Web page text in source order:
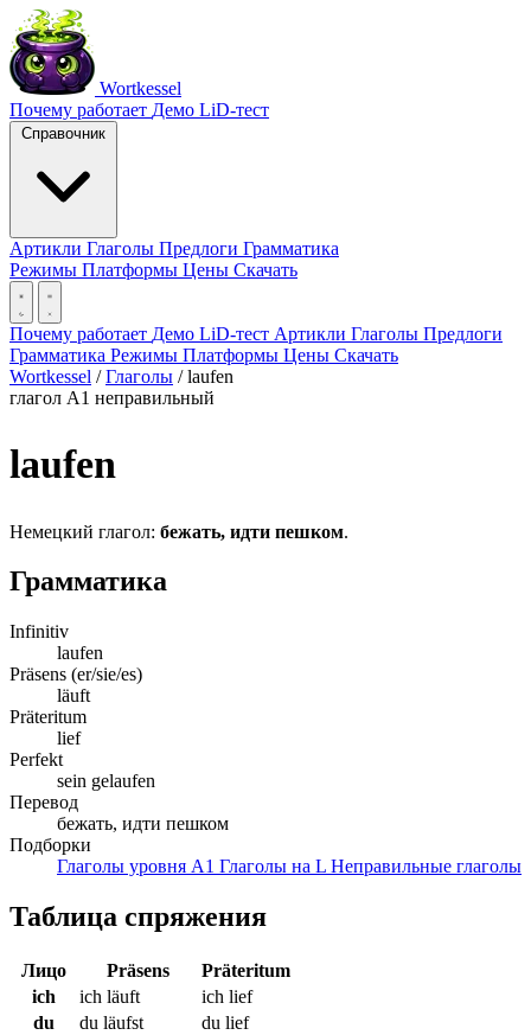
Wortkessel
Почему работает Демо LiD-тест
Справочник
Артикли Глаголы Предлоги Грамматика
Режимы Платформы Цены Скачать
Почему работает Демо LiD-тест Артикли Глаголы Предлоги
Грамматика Режимы Платформы Цены Скачать
Wortkessel / Глаголы / laufen
глагол A1 неправильный
laufen
Немецкий глагол: бежать, идти пешком.
Грамматика
Infinitiv
laufen
Präsens (er/sie/es)
läuft
Präteritum
lief
Perfekt
sein gelaufen
Перевод
бежать, идти пешком
Подборки
Глаголы уровня A1 Глаголы на L Неправильные глаголы
Таблица спряжения
Лицо Präsens
Präteritum
ich
ich läuft
ich lief
du
du läufst
du lief